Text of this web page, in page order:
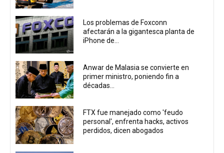
Los problemas de Foxconn
afectarán a la gigantesca planta de
iPhone de...
Anwar de Malasia se convierte en
primer ministro, poniendo fin a
décadas...
FTX fue manejado como 'feudo
personal', enfrenta hacks, activos
perdidos, dicen abogados